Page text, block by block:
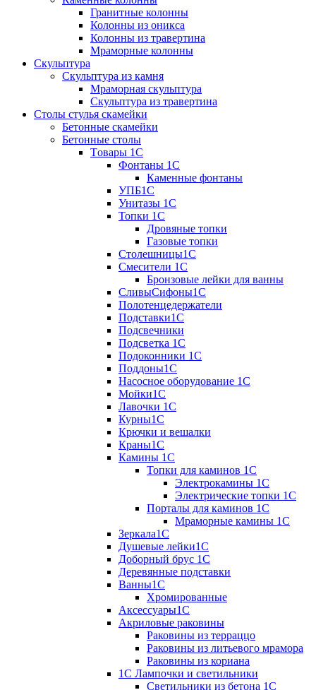
Гранитные колонны
Колонны из оникса
Колонны из травертина
Мраморные колонны
Скульптура
Скульптура из камня
Мраморная скульптура
Скульптура из травертина
Столы стулья скамейки
Бетонные скамейки
Бетонные столы
Tовары 1C
Фонтаны 1C
Каменные фонтаны
УПБ1С
Унитазы 1С
Топки 1С
Дровяные топки
Газовые топки
Столешницы1С
Смесители 1С
Бронзовые лейки для ванны
СливыСифоны1С
Полотенцедержатели
Подставки1С
Подсвечники
Подсветка 1С
Подоконники 1С
Поддоны1С
Насосное оборудование 1С
Мойки1С
Лавочки 1С
Курны1С
Крючки и вешалки
Краны1С
Камины 1C
Топки для каминов 1C
Электрокамины 1С
Электрические топки 1C
Порталы для каминов 1С
Мраморные камины 1C
Зеркала1С
Душевые лейки1С
Доборный брус 1С
Деревянные подставки
Ванны1С
Хромированные
Аксессуары1С
Акриловые раковины
Раковины из терраццо
Раковины из литьевого мрамора
Раковины из кориана
1С Лампочки и светильники
Светильники из бетона 1С